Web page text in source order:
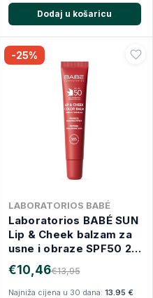
Dodaj u košaricu
-25%
LABORATORIOS BABÉ
Laboratorios BABÉ SUN
Lip & Cheek balzam za
usne i obraze SPF50 20
ml RED
€13,95
€10,46
Najniža cijena u 30 dana: 13.95 €